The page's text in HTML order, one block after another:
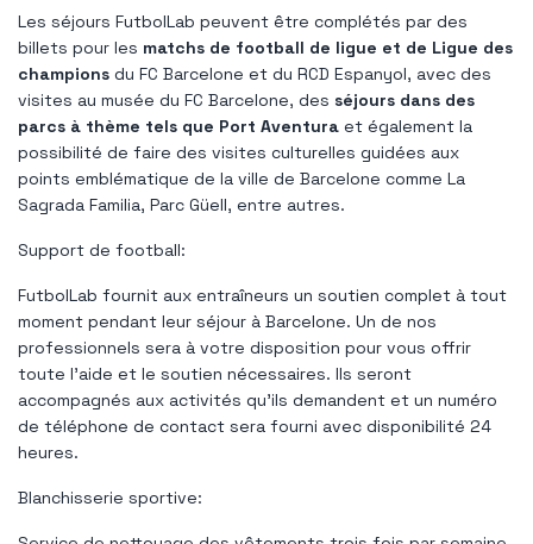
Les séjours FutbolLab peuvent être complétés par des
billets pour les matchs de football de ligue et de Ligue des
champions du FC Barcelone et du RCD Espanyol, avec des
visites au musée du FC Barcelone, des séjours dans des
parcs à thème tels que Port Aventura et également la
possibilité de faire des visites culturelles guidées aux
points emblématique de la ville de Barcelone comme La
Sagrada Familia, Parc Güell, entre autres.
Support de football:
FutbolLab fournit aux entraîneurs un soutien complet à tout
moment pendant leur séjour à Barcelone. Un de nos
professionnels sera à votre disposition pour vous offrir
toute l'aide et le soutien nécessaires. Ils seront
accompagnés aux activités qu'ils demandent et un numéro
de téléphone de contact sera fourni avec disponibilité 24
heures.
Blanchisserie sportive: